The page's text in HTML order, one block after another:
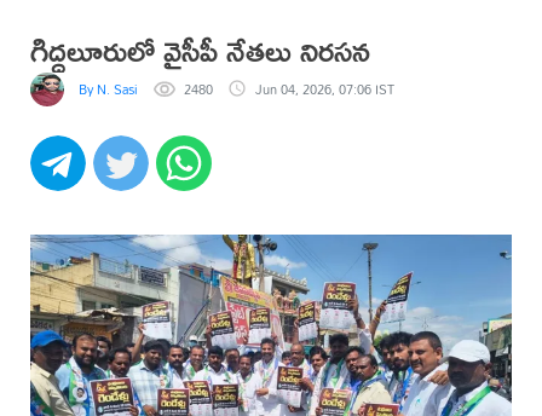
గిద్దలూరులో వైసీపీ నేతలు నిరసన
By N. Sasi 2480 Jun 04, 2026, 07:06 IST